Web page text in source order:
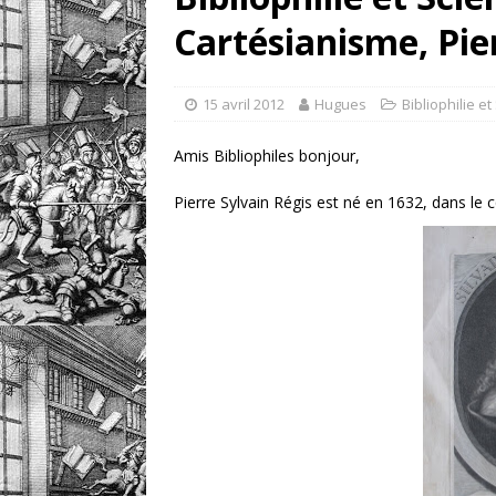
[ 1 août 2026 ]
Cartésianisme,
15 avril 2012 Hugues Bibliophilie et
Amis Bibliophiles bonjour,
Pierre Sylvain Régis est né en 1632, dans le